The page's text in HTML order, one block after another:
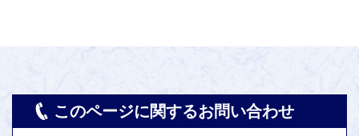
このページに関するお問い合わせ